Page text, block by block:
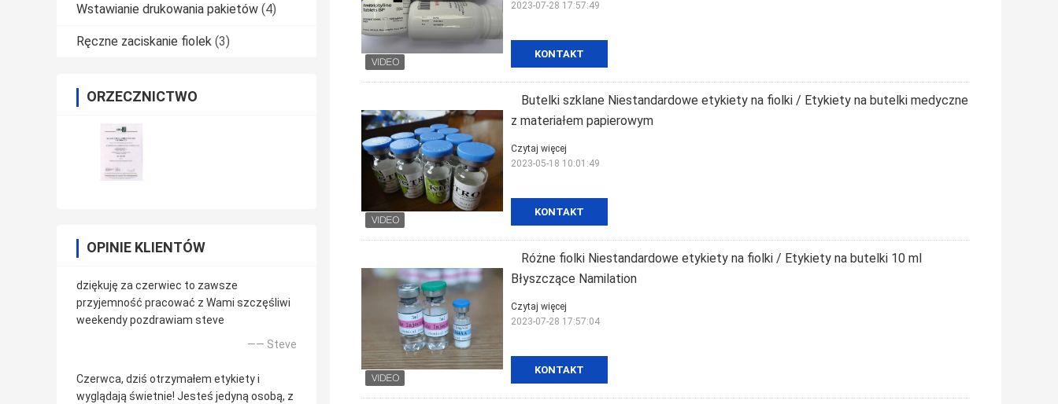
Wstawianie drukowania pakietów (4)
Ręczne zaciskanie fiolek (3)
ORZECZNICTWO
OPINIE KLIENTÓW
dziękuję za czerwiec to zawsze
przyjemność pracować z Wami szczęśliwi
weekendy pozdrawiam steve
—— Steve
Czerwca, dziś otrzymałem etykiety i
wyglądają świetnie! Jesteś jedyną osobą, z
KONTAKT
2023-07-28 17:57:49
Butelki szklane Niestandardowe etykiety na fiolki / Etykiety na butelki medyczne
z materiałem papierowym
KONTAKT
Czytaj więcej
2023-05-18 10:01:49
Różne fiolki Niestandardowe etykiety na fiolki / Etykiety na butelki 10 ml
Błyszczące Namilation
KONTAKT
Czytaj więcej
2023-07-28 17:57:04